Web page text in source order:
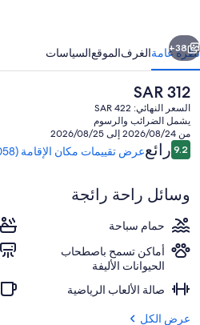
إنترناشونال
درايف
التالي
38+
نظرة عامةالغرفالموقعالسياسات
السعر
الحالي
هو
SAR
312
SAR 312
السعر النهائي: SAR 422
يشمل الضرائب والرسوم
من 2026/08/24 إلى 2026/08/25
التقييمات
9.29.2 من 10رائععرض تقييمات مكان الإقامة (1,058 تقييماً)
وسائل راحة رائجة
حمام سباحة
أماكن تسمح باصطحاب
الحيوانات الأليفة
صالة الألعاب الرياضية
عرض الكل